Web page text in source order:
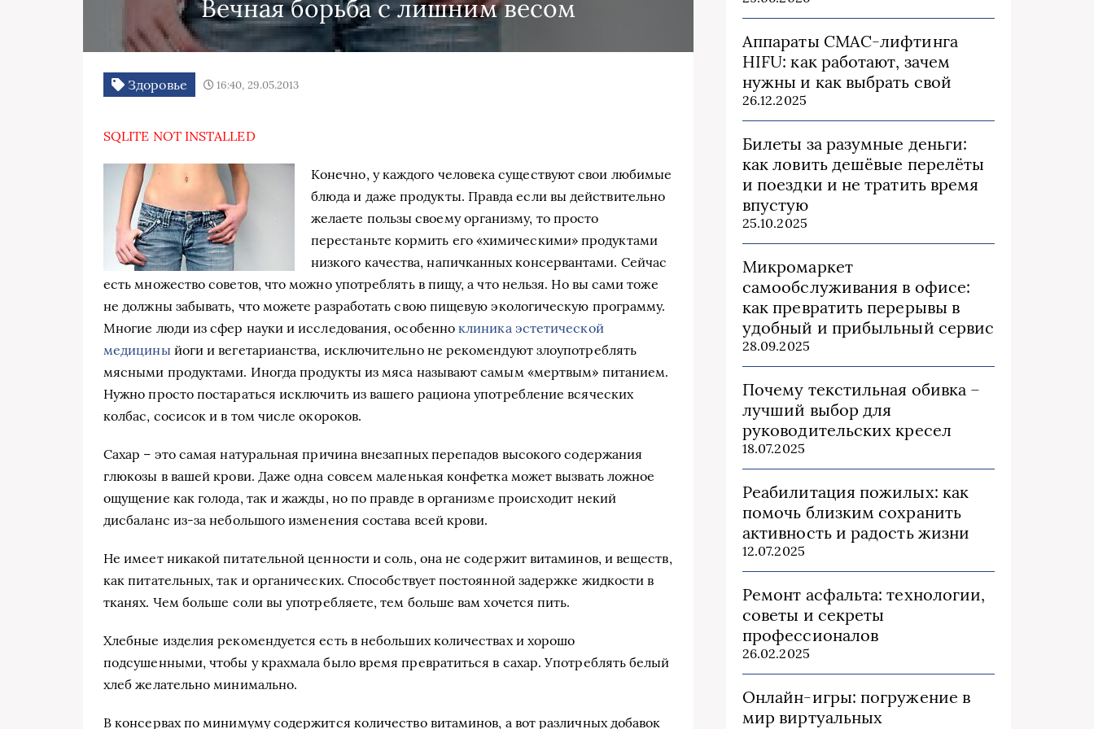
Вечная борьба с лишним весом
Здоровье 16:40, 29.05.2013
SQLITE NOT INSTALLED
Конечно, у каждого человека существуют свои любимые
блюда и даже продукты. Правда если вы действительно
желаете пользы своему организму, то просто
перестаньте кормить его «химическими» продуктами
низкого качества, напичканных консервантами. Сейчас
есть множество советов, что можно употреблять в пищу, а что нельзя. Но вы сами тоже
не должны забывать, что можете разработать свою пищевую экологическую программу.
Многие люди из сфер науки и исследования, особенноклиника эстетической
медицины йоги и вегетарианства, исключительно не рекомендуют злоупотреблять
мясными продуктами. Иногда продукты из мяса называют самым «мертвым» питанием.
Нужно просто постараться исключить из вашего рациона употребление всяческих
колбас, сосисок и в том числе окороков.
Сахар – это самая натуральная причина внезапных перепадов высокого содержания
глюкозы в вашей крови. Даже одна совсем маленькая конфетка может вызвать ложное
ощущение как голода, так и жажды, но по правде в организме происходит некий
дисбаланс из-за небольшого изменения состава всей крови.
Не имеет никакой питательной ценности и соль, она не содержит витаминов, и веществ,
как питательных, так и органических. Способствует постоянной задержке жидкости в
тканях. Чем больше соли вы употребляете, тем больше вам хочется пить.
Хлебные изделия рекомендуется есть в небольших количествах и хорошо
подсушенными, чтобы у крахмала было время превратиться в сахар. Употреблять белый
хлеб желательно минимально.
В консервах по минимуму содержится количество витаминов, а вот различных добавок
Аппараты СМАС-лифтинга
HIFU: как работают, зачем
нужны и как выбрать свой
26.12.2025
Билеты за разумные деньги:
как ловить дешёвые перелёты
и поездки и не тратить время
впустую
25.10.2025
Микромаркет
самообслуживания в офисе:
как превратить перерывы в
удобный и прибыльный сервис
28.09.2025
Почему текстильная обивка –
лучший выбор для
руководительских кресел
18.07.2025
Реабилитация пожилых: как
помочь близким сохранить
активность и радость жизни
12.07.2025
Ремонт асфальта: технологии,
советы и секреты
профессионалов
26.02.2025
Онлайн-игры: погружение в
мир виртуальных